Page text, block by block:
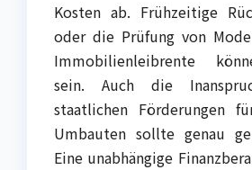
Kosten ab. Frühzeitige
oder die Prüfung von
Immobilienleibrente
sein. Auch die
staatlichen Förderungen
Umbauten sollte genau
Eine unabhängige